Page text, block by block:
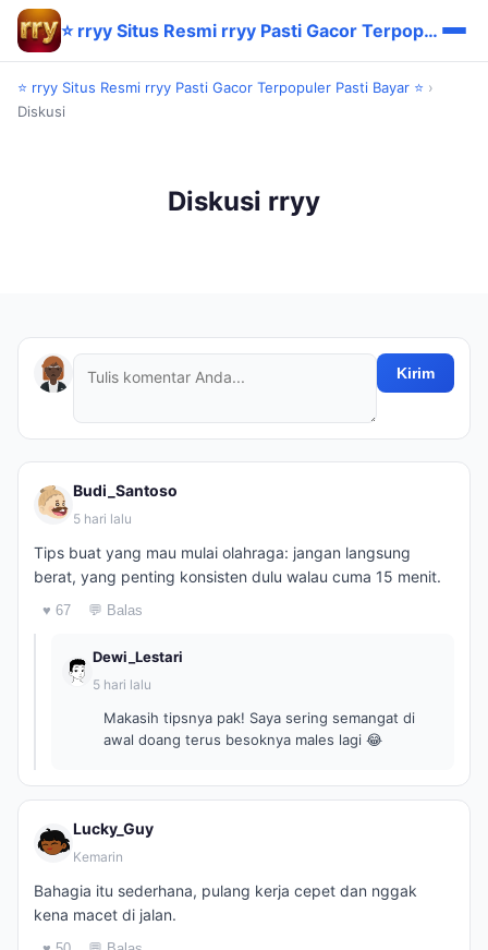
⭐ rryy Situs Resmi rryy Pasti Gacor Terpopuler Pasti Bayar ⭐
⭐ rryy Situs Resmi rryy Pasti Gacor Terpopuler Pasti Bayar ⭐ ›
Diskusi
Diskusi rryy
Kirim
Budi_Santoso
5 hari lalu
Tips buat yang mau mulai olahraga: jangan langsung
berat, yang penting konsisten dulu walau cuma 15 menit.
♥ 67 💬 Balas
Dewi_Lestari
5 hari lalu
Makasih tipsnya pak! Saya sering semangat di
awal doang terus besoknya males lagi 😂
Lucky_Guy
Kemarin
Bahagia itu sederhana, pulang kerja cepet dan nggak
kena macet di jalan.